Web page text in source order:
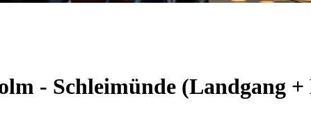
- Schleimünde (Landgang